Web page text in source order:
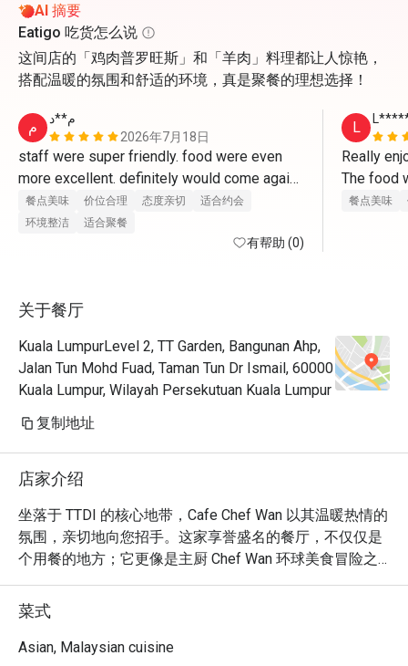
AI 摘要
Eatigo 吃货怎么说
这间店的「鸡肉普罗旺斯」和「羊肉」料理都让人惊艳，
搭配温暖的氛围和舒适的环境，真是聚餐的理想选择！
م
م**د
2026年7月18日
staff were super friendly. food were even
more excellent. definitely would come again.
thank you for having us
餐点美味 价位合理 态度亲切
适合约会
环境整洁
适合聚餐
有帮助 (0)
L
Really
The food
餐点美味
关于餐厅
Kuala LumpurLevel 2, TT Garden, Bangunan Ahp,
Jalan Tun Mohd Fuad, Taman Tun Dr Ismail, 60000
Kuala Lumpur, Wilayah Persekutuan Kuala Lumpur
复制地址
店家介绍
坐落于 TTDI 的核心地带，Cafe Chef Wan 以其温暖热情的
氛围，亲切地向您招手。这家享誉盛名的餐厅，不仅仅是
个用餐的地方；它更像是主厨 Chef Wan 环球美食冒险之
旅的生动缩影。空气中回荡着愉快的谈笑声，弥漫着熟悉
的马来西亚香料与异国芬芳交织的香气。踏入这个每个角
落都仿佛在诉说故事的空间，让您在远离城市喧嚣的同
时，品尝由马来西亚烹饪大使本人亲自呈献的世界级风
菜式
Asian, Malaysian cuisine